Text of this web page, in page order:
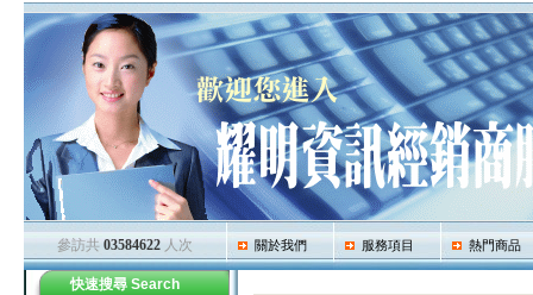
參訪共 03584622 人次 關於我們 服務項目 熱門商品
快速搜尋 Search